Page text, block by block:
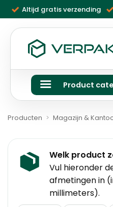
naar
inhoud
Altijd gratis verzending
Product
Producten > Magazijn &
Welk product
Vul hieronder
afmetingen in
millimeters).